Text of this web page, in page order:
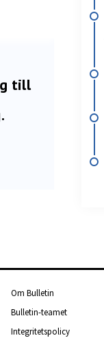
till
Om Bulletin
Bulletin-teamet
Integritetspolicy